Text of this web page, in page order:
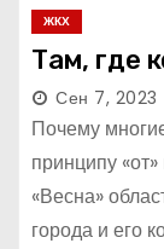
ЖКХ
Там, где
Сен 7, 2023
Почему
принципу
«Весна»
города и его